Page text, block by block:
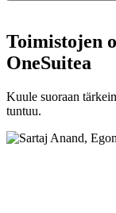
Toimistojen
OneSuitea
Kuule suoraan
tuntuu.